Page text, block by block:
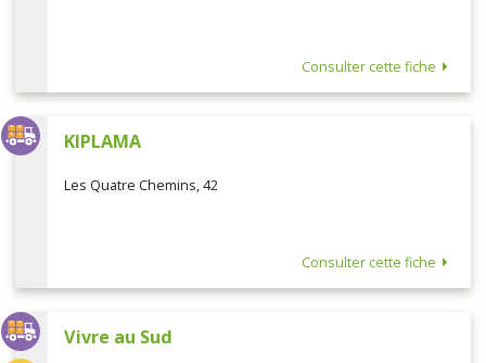
Consulter cette fiche
KIPLAMA
Les Quatre Chemins, 42
Consulter cette fiche
Vivre au Sud